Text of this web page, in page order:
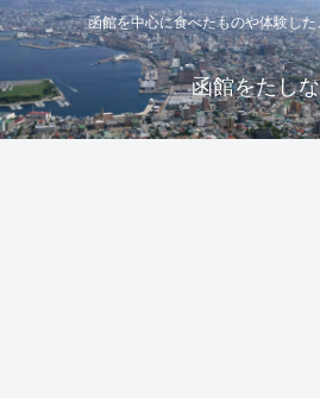
函館を中心に食べたものや体験し
函館をたし